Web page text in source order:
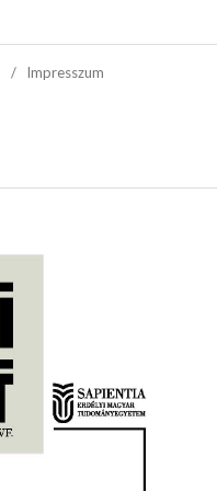
/ Impresszum